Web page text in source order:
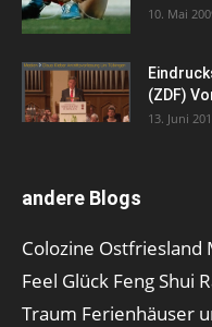
10. Mai
(ZDF)
13. Juni
andere Blogs
Colozine Ostfriesland
Feel Glück Feng Shui
Traum Ferienhäuser